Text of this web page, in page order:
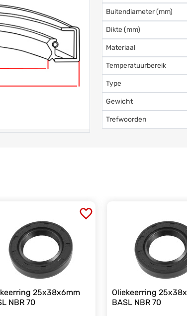
Buitendiameter (mm)
Dikte (mm)
Materiaal
Temperatuurbereik
Type
Gewicht
Trefwoorden
25x38x6mm
NBR 70
Oliekeerring
BASL NBR 70